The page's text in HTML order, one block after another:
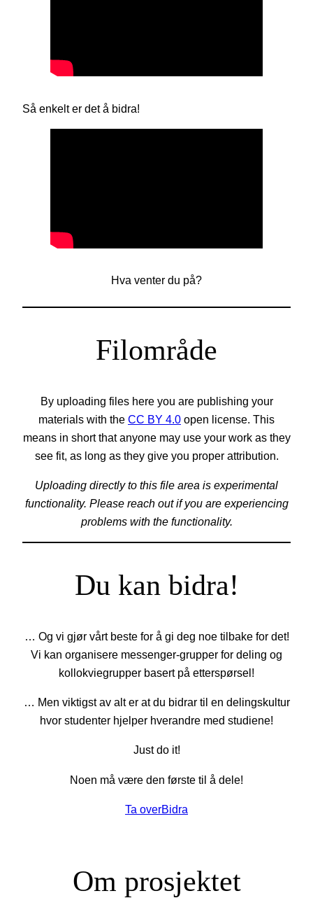
Så enkelt er det å bidra!
Hva venter du på?
Filområde
By uploading files here you are publishing your
materials with the CC BY 4.0 open license. This
means in short that anyone may use your work as they
see fit, as long as they give you proper attribution.
Uploading directly to this file area is experimental
functionality. Please reach out if you are experiencing
problems with the functionality.
Du kan bidra!
… Og vi gjør vårt beste for å gi deg noe tilbake for det!
Vi kan organisere messenger-grupper for deling og
kollokviegrupper basert på etterspørsel!
… Men viktigst av alt er at du bidrar til en delingskultur
hvor studenter hjelper hverandre med studiene!
Just do it!
Noen må være den første til å dele!
Ta overBidra
Om prosjektet